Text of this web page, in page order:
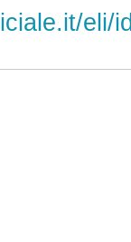
eli/